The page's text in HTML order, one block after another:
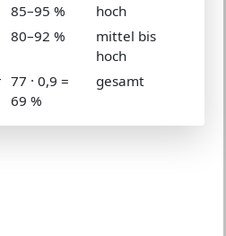
85–95 %
hoch
80–92 %
mittel bis
hoch
77 · 0,9 =
69 %
gesamt